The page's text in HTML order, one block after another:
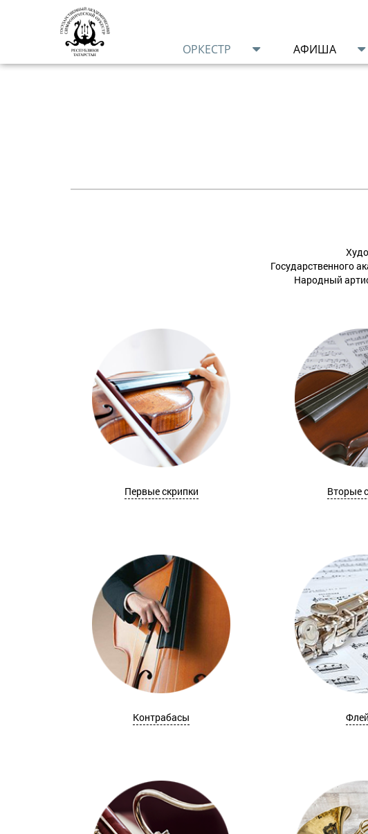
ОРКЕСТР АФИША
Государственного
Народный
Первые скрипки Вторые
Контрабасы